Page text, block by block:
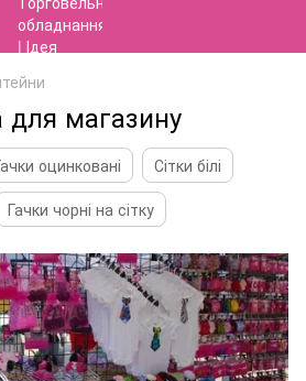
для магазину
оцинковані
Сітки білі
Гачки чорні на сітку